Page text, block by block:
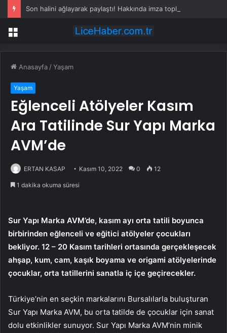
Son halini ağlayarak paylaştı! Hakkında imza toplanmış
Menü
Anasayfa /Yaşam
Yaşam
Eğlenceli Atölyeler Kasım
Ara Tatilinde Sur Yapı Marka
AVM’de
ERTAN KASAP Kasım 10, 2022 0 12
1 dakika okuma süresi
Sur Yapı Marka AVM’de, kasım ayı orta tatili boyunca
birbirinden eğlenceli ve eğitici atölyeler çocukları
bekliyor. 12 – 20 Kasım tarihleri ortasında gerçekleşecek
ahşap, kum, cam, kaşık boyama ve origami atölyelerinde
çocuklar, orta tatillerini sanatla iç içe geçirecekler.
Türkiye’nin en seçkin markalarını Bursalılarla buluşturan
Sur Yapı Marka AVM, bu orta tatilde de çocuklar için sanat
dolu etkinlikler sunuyor. Sur Yapı Marka AVM’nin minik